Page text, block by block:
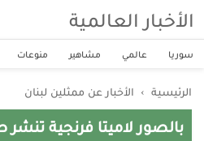
الأخبار العالمية
سوريا عالمي مشاهير منوعات
الرئيسية › الأخبار عن ممثلين لبنان
بالصور لاميتا فرنجية